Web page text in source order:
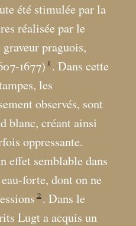
été stimulée par la
réalisée par le
praguois,
1677) 1 . Dans cette
les
observés, sont
blanc, créant ainsi
oppressante.
effet semblable dans
forte, dont on ne
2 . Dans le
Lugt a acquis un